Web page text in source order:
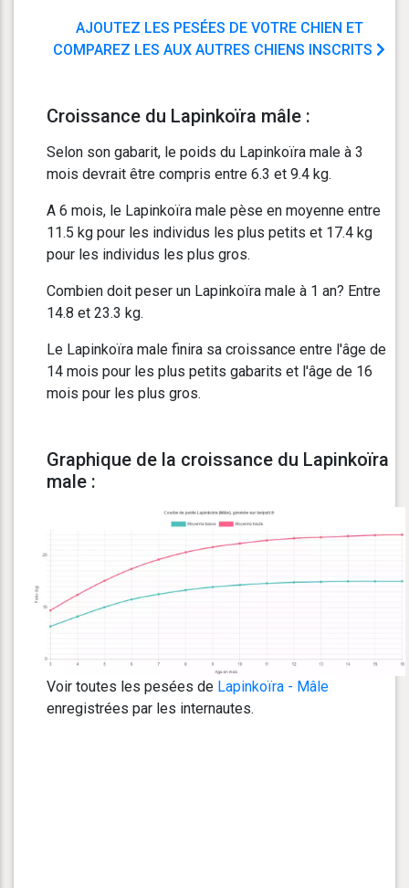
AJOUTEZ LES PESÉES DE VOTRE CHIEN ET
COMPAREZ LES AUX AUTRES CHIENS INSCRITS
Croissance du Lapinkoïra mâle :
Selon son gabarit, le poids du Lapinkoïra male à 3
mois devrait être compris entre 6.3 et 9.4 kg.
A 6 mois, le Lapinkoïra male pèse en moyenne entre
11.5 kg pour les individus les plus petits et 17.4 kg
pour les individus les plus gros.
Combien doit peser un Lapinkoïra male à 1 an? Entre
14.8 et 23.3 kg.
Le Lapinkoïra male finira sa croissance entre l'âge de
14 mois pour les plus petits gabarits et l'âge de 16
mois pour les plus gros.
Graphique de la croissance du Lapinkoïra
male :
Voir toutes les pesées de Lapinkoïra - Mâle
enregistrées par les internautes.